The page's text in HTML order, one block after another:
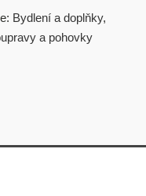
Bydlení a doplňky,
a pohovky